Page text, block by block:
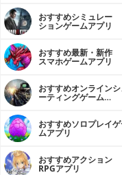
おすすめシミュレー
ションゲームアプリ
おすすめ最新・新作
スマホゲームアプリ
おすすめオンラインシ
ーティングゲーム
おすすめソロプレイ
ムアプリ
おすすめアクション
RPGアプリ